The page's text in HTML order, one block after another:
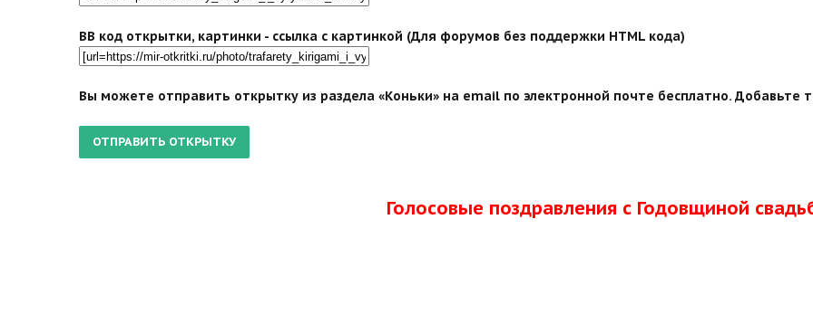
BB код открытки, картинки - ссылка с картинкой (Для форумов без поддержки HTML кода)
Вы можете отправить открытку из раздела «Коньки» на email по электронной почте бесплатно. Добавьте
Голосовые поздравления с Годовщиной